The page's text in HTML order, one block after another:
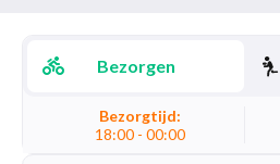
Bezorgen
Bezorgtijd:
18:00 - 00:00